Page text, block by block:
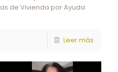
de Vivienda por Ayuda
Leer más